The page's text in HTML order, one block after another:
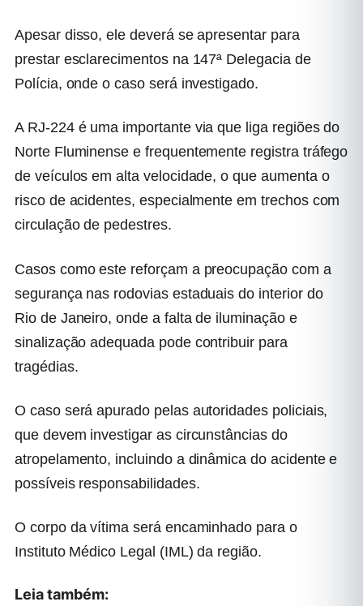
Apesar disso, ele deverá se apresentar para
prestar esclarecimentos na 147ª Delegacia de
Polícia, onde o caso será investigado.
A RJ-224 é uma importante via que liga regiões do
Norte Fluminense e frequentemente registra tráfego
de veículos em alta velocidade, o que aumenta o
risco de acidentes, especialmente em trechos com
circulação de pedestres.
Casos como este reforçam a preocupação com a
segurança nas rodovias estaduais do interior do
Rio de Janeiro, onde a falta de iluminação e
sinalização adequada pode contribuir para
tragédias.
O caso será apurado pelas autoridades policiais,
que devem investigar as circunstâncias do
atropelamento, incluindo a dinâmica do acidente e
possíveis responsabilidades.
O corpo da vítima será encaminhado para o
Instituto Médico Legal (IML) da região.
Leia também: